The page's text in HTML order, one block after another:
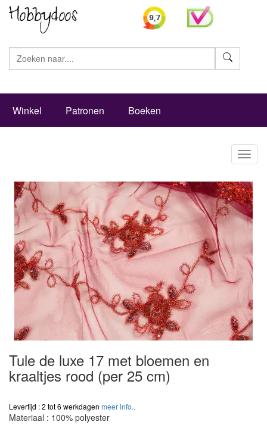
Winkel Patronen Boeken
Tule de luxe 17 met bloemen en
kraaltjes rood (per 25 cm)
Levertijd : 2 tot 6 werkdagen meer info..
Materiaal : 100% polyester